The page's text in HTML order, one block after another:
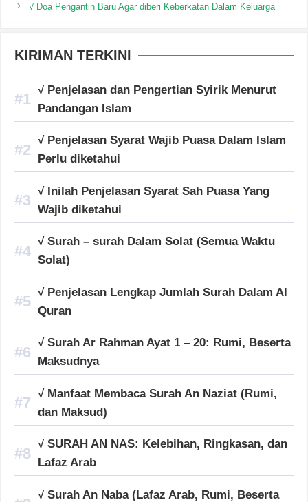
√ Doa Pengantin Baru Agar diberi Keberkatan Dalam Keluarga
KIRIMAN TERKINI
√ Penjelasan dan Pengertian Syirik Menurut
Pandangan Islam
√ Penjelasan Syarat Wajib Puasa Dalam Islam
Perlu diketahui
√ Inilah Penjelasan Syarat Sah Puasa Yang
Wajib diketahui
√ Surah – surah Dalam Solat (Semua Waktu
Solat)
√ Penjelasan Lengkap Jumlah Surah Dalam Al
Quran
√ Surah Ar Rahman Ayat 1 – 20: Rumi, Beserta
Maksudnya
√ Manfaat Membaca Surah An Naziat (Rumi,
dan Maksud)
√ SURAH AN NAS: Kelebihan, Ringkasan, dan
Lafaz Arab
√ Surah An Naba (Lafaz Arab, Rumi, Beserta